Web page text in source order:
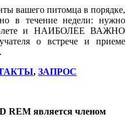
вашего питомца в порядке,
в течение недели: нужно
и НАИБОЛЕЕ ВАЖНО
о встрече и приеме
, ЗАПРОС
REM является членом